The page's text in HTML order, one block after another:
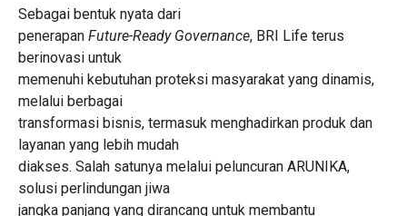
Sebagai bentuk nyata dari
penerapan Future-Ready Governance, BRI Life terus
berinovasi untuk
memenuhi kebutuhan proteksi masyarakat yang dinamis,
melalui berbagai
transformasi bisnis, termasuk menghadirkan produk dan
layanan yang lebih mudah
diakses. Salah satunya melalui peluncuran ARUNIKA,
solusi perlindungan jiwa
jangka panjang yang dirancang untuk membantu